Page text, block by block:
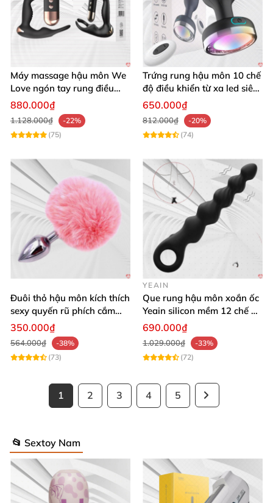
Máy massage hậu môn We
Love ngón tay rung điều
khiển từ xa thoải mái cực
880.000₫
1.128.000₫
-22%
(75)
Trứng rung hậu môn 10 chế
độ điều khiển từ xa led siêu
sướng
650.000₫
812.000₫
-20%
(74)
Đuôi thỏ hậu môn kích thích
sexy quyến rũ phích cắm
kích thích
350.000₫
564.000₫
-38%
(73)
YEAIN
Que rung hậu môn xoắn ốc
Yeain silicon mềm 12 chế độ
rung đa dạng
690.000₫
1.029.000₫
-33%
(72)
1 2 3 4 5
📂 Sextoy Nam